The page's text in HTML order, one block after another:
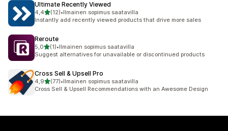
Ultimate Recently Viewed
4,4/ 5 tähteä
(12)
12 arvostelua yhteensä
•Ilmainen sopimus saatavilla
Instantly add recently viewed products that drive more sales
Reroute
5,0/ 5 tähteä
(1)
1 arvostelua yhteensä
•Ilmainen sopimus saatavilla
Suggest alternatives for unavailable or discontinued products
Cross Sell & Upsell Pro
4,9/ 5 tähteä
(77)
77 arvostelua yhteensä
•Ilmainen sopimus saatavilla
Cross Sell & Upsell Recommendations with an Awesome Design